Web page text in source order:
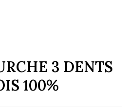
3 DENTS
100%